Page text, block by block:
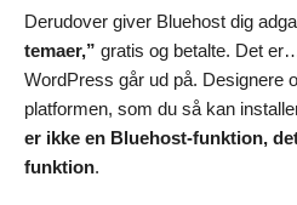
Derudover giver Bluehost dig
temaer,” gratis og betalte. Det
WordPress går ud på. Designere
platformen, som du så kan
er ikke en Bluehost-funktion,
funktion.